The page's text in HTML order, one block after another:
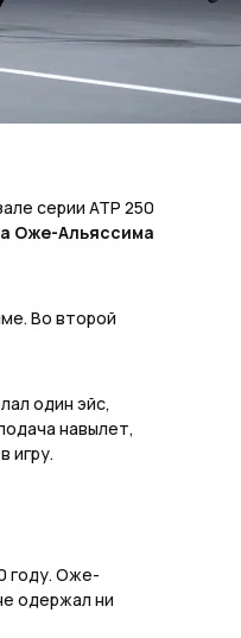
серии ATP 250
Оже-Альяссима
Во второй
один эйс,
навылет,
игру.
году. Оже-
одержал ни